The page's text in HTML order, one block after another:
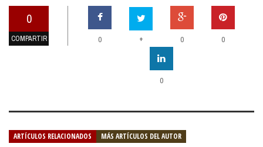
0
COMPARTIR 0 + 0 0
0
ARTÍCULOS RELACIONADOS MÁS ARTÍCULOS DEL AUTOR